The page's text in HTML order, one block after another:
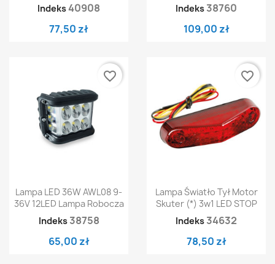
Indeks 40908
77,50 zł
Indeks 38760
109,00 zł
Lampa LED 36W AWL08 9-
36V 12LED Lampa Robocza
Indeks 38758
65,00 zł
favorite_border
Lampa Światło Tył Motor
Skuter (*) 3w1 LED STOP
Indeks 34632
78,50 zł
favorite_border